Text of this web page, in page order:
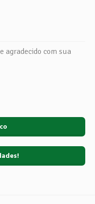
agradecido com sua